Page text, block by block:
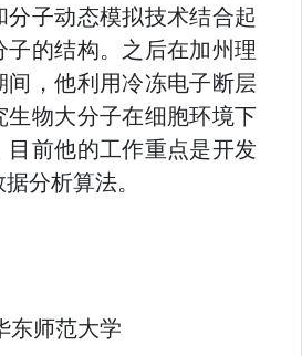
⼦动态模拟技术结合起
⼦的结构。之后在加州理
间，他利⽤冷冻电⼦断层
⽣物⼤分⼦在细胞环境下
目前他的⼯作重点是开发
分析算法。
东师范大学